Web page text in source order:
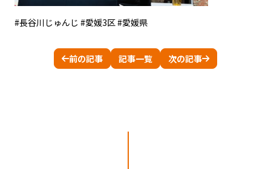
#長谷川じゅんじ #愛媛3区 #愛媛県
前の記事 記事一覧 次の記事